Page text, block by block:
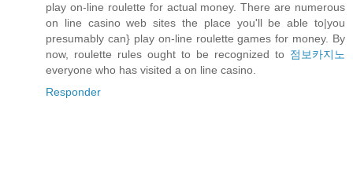
play on-line roulette for actual money. There are numerous
on line casino web sites the place you'll be able to|you
presumably can} play on-line roulette games for money. By
now, roulette rules ought to be recognized to 점보카지노
everyone who has visited a on line casino.
Responder